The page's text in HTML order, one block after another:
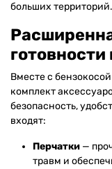
больших территорий.
готовности
Вместе с
комплект
безопасность,
входят:
Перчатки —
травм и